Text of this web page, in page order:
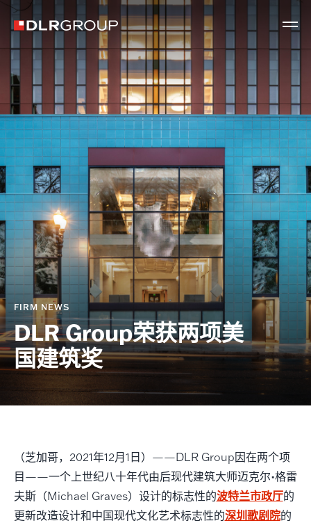
FIRM NEWS
DLR Group荣获两项美
国建筑奖
（芝加哥，2021年12月1日）——DLR Group因在两个项
目——一个上世纪八十年代由后现代建筑大师迈克尔·格雷
夫斯（Michael Graves）设计的标志性的波特兰市政厅的
更新改造设计和中国现代文化艺术标志性的深圳歌剧院的